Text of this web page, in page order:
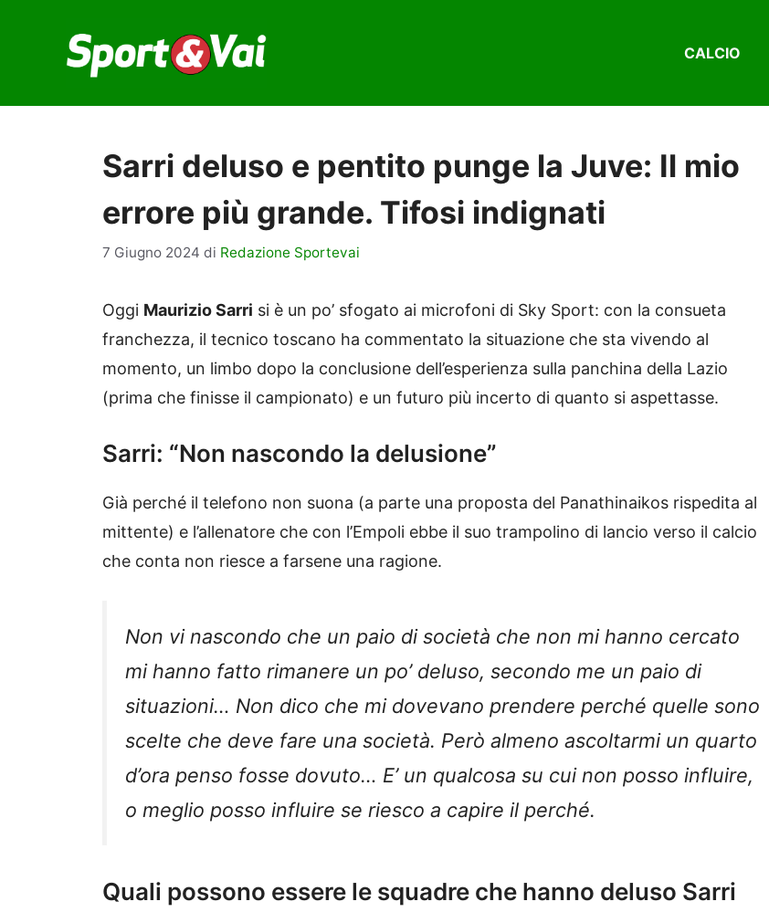
contenuto
CALCIO
Sarri deluso e pentito punge la Juve: Il mio
errore più grande. Tifosi indignati
7 Giugno 2024 di Redazione Sportevai
Oggi Maurizio Sarri si è un po’ sfogato ai microfoni di Sky Sport: con la consueta
franchezza, il tecnico toscano ha commentato la situazione che sta vivendo al
momento, un limbo dopo la conclusione dell’esperienza sulla panchina della Lazio
(prima che finisse il campionato) e un futuro più incerto di quanto si aspettasse.
Sarri: “Non nascondo la delusione”
Già perché il telefono non suona (a parte una proposta del Panathinaikos rispedita al
mittente) e l’allenatore che con l’Empoli ebbe il suo trampolino di lancio verso il calcio
che conta non riesce a farsene una ragione.
Non vi nascondo che un paio di società che non mi hanno cercato
mi hanno fatto rimanere un po’ deluso, secondo me un paio di
situazioni… Non dico che mi dovevano prendere perché quelle sono
scelte che deve fare una società. Però almeno ascoltarmi un quarto
d’ora penso fosse dovuto… E’ un qualcosa su cui non posso influire,
o meglio posso influire se riesco a capire il perché.
Quali possono essere le squadre che hanno deluso Sarri